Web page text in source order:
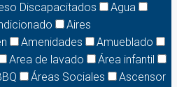
Discapacitados
Agua
Aires
Amenidades
Amueblado
Area de lavado
Área infantil
Áreas Sociales
Ascensor